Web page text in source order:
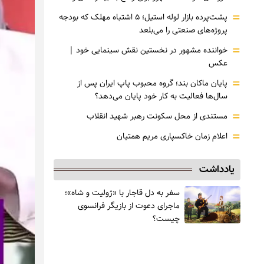
=
پشت‌پرده بازار لوله استیل؛ ۵ اشتباه مهلک که بودجه
پروژه‌های صنعتی را می‌بلعد
= خواننده مشهور در نخستین نقش سینمایی خود |‌
عکس
= پایان ماکان بند؛ گروه محبوب پاپ ایران پس از
سال‌ها فعالیت به کار خود پایان می‌دهد؟
= مستندی از محل سکونت رهبر شهید انقلاب
= اعلام زمان خاکسپاری مریم همتیان
یادداشت
سفر به دل قاجار با «ژولیت و شاه»؛
ماجرای دعوت از ‌بازیگر فرانسوی
چیست؟